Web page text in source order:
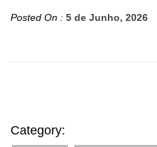
Posted On : 5 de Junho, 2026
Category: